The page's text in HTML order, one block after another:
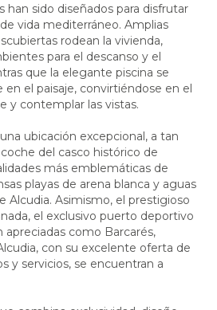
han sido diseñados para disfrutar
vida mediterráneo. Amplias
rodean la vivienda,
para el descanso y el
que la elegante piscina se
el paisaje, convirtiéndose en el
y contemplar las vistas.
ubicación excepcional, a tan
del casco histórico de
más emblemáticas de
playas de arena blanca y aguas
Alcudia. Asimismo, el prestigioso
el exclusivo puerto deportivo
apreciadas como Barcarés,
con su excelente oferta de
y servicios, se encuentran a